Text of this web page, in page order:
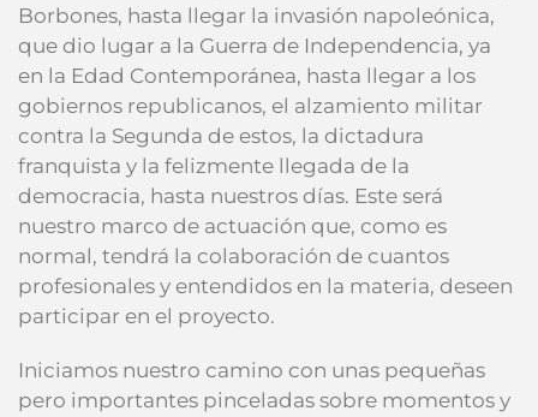
Borbones, hasta llegar la invasión napoleónica,
que dio lugar a la Guerra de Independencia, ya
en la Edad Contemporánea, hasta llegar a los
gobiernos republicanos, el alzamiento militar
contra la Segunda de estos, la dictadura
franquista y la felizmente llegada de la
democracia, hasta nuestros días. Este será
nuestro marco de actuación que, como es
normal, tendrá la colaboración de cuantos
profesionales y entendidos en la materia, deseen
participar en el proyecto.
Iniciamos nuestro camino con unas pequeñas
pero importantes pinceladas sobre momentos y